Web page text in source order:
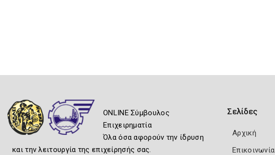
ONLINE Σύμβουλος
Επιχειρηματία
Όλα όσα αφορούν την ίδρυση
και την λειτουργία της επιχείρησής σας.
Σελίδες
Αρχική
Επικοινωνία